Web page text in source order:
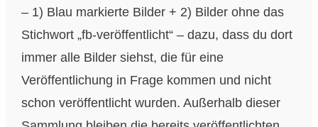
– 1) Blau markierte Bilder + 2) Bilder ohne das
Stichwort „fb-veröffentlicht“ – dazu, dass du dort
immer alle Bilder siehst, die für eine
Veröffentlichung in Frage kommen und nicht
schon veröffentlicht wurden. Außerhalb dieser